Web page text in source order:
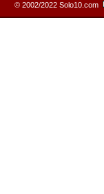
© 2002/2022 Solo10.com